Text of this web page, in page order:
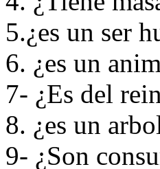
5.¿es un ser
6. ¿es un
7- ¿Es del
8. ¿es un
9- ¿Son